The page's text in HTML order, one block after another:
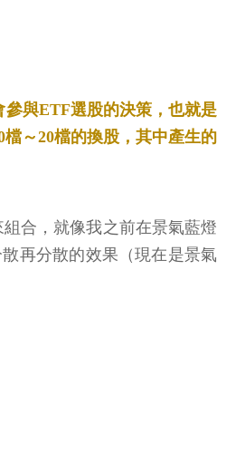
與ETF選股的決策，也就是
～20檔的換股，其中產生的
合，就像我之前在景氣藍燈
再分散的效果（現在是景氣